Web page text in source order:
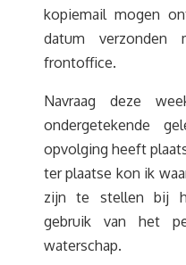
kopiemail mogen
datum verzonden
frontoffice.
Navraag deze
ondergetekende
opvolging heeft
ter plaatse kon ik
zijn te stellen bij
gebruik van het
waterschap.